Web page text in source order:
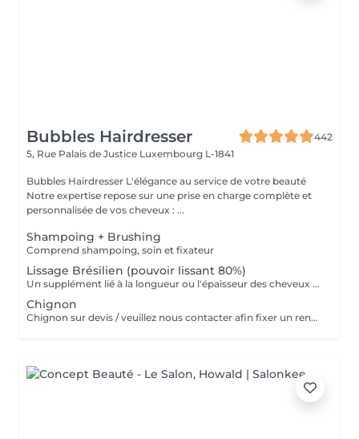
Bubbles Hairdresser
442
5, Rue Palais de Justice Luxembourg L-1841
Bubbles Hairdresser L'élégance au service de votre beauté
Notre expertise repose sur une prise en charge complète et
personnalisée de vos cheveux : ...
Shampoing + Brushing
Comprend shampoing, soin et fixateur
Lissage Brésilien (pouvoir lissant 80%)
Un supplément lié à la longueur ou l'épaisseur des cheveux (30€ à 500€) pourra s'ajouter au tarif du lissage brésilien. Un diagnostique gratuit sera systématiquement proposé en amont.»
Chignon
Chignon sur devis / veuillez nous contacter afin fixer un rendez-vous